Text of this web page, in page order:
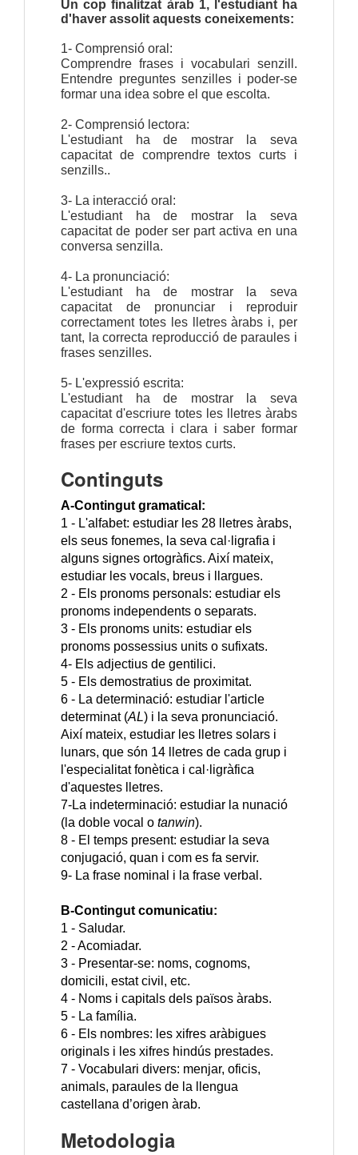
Un cop finalitzat àrab 1, l'estudiant ha
d'haver assolit aquests coneixements:
1- Comprensió oral:
Comprendre frases i vocabulari senzill.
Entendre preguntes senzilles i poder-se
formar una idea sobre el que escolta.
2- Comprensió lectora:
L'estudiant ha de mostrar la seva
capacitat de comprendre textos curts i
senzills..
3- La interacció oral:
L'estudiant ha de mostrar la seva
capacitat de poder ser part activa en una
conversa senzilla.
4- La pronunciació:
L'estudiant ha de mostrar la seva
capacitat de pronunciar i reproduir
correctament totes les lletres àrabs i, per
tant, la correcta reproducció de paraules i
frases senzilles.
5- L'expressió escrita:
L'estudiant ha de mostrar la seva
capacitat d'escriure totes les lletres àrabs
de forma correcta i clara i saber formar
frases per escriure textos curts.
Continguts
A-Contingut gramatical:
1 - L'alfabet: estudiar les 28 lletres àrabs,
els seus fonemes, la seva cal·ligrafia i
alguns signes ortogràfics. Així mateix,
estudiar les vocals, breus i llargues.
2 - Els pronoms personals: estudiar els
pronoms independents o separats.
3 - Els pronoms units: estudiar els
pronoms possessius units o sufixats.
4- Els adjectius de gentilici.
5 - Els demostratius de proximitat.
6 - La determinació: estudiar l'article
determinat (AL) i la seva pronunciació.
Així mateix, estudiar les lletres solars i
lunars, que són 14 lletres de cada grup i
l'especialitat fonètica i cal·ligràfica
d'aquestes lletres.
7-La indeterminació: estudiar la nunació
(la doble vocal o tanwin).
8 - El temps present: estudiar la seva
conjugació, quan i com es fa servir.
9- La frase nominal i la frase verbal.
B-Contingut comunicatiu:
1 - Saludar.
2 - Acomiadar.
3 - Presentar-se: noms, cognoms,
domicili, estat civil, etc.
4 - Noms i capitals dels països àrabs.
5 - La família.
6 - Els nombres: les xifres aràbigues
originals i les xifres hindús prestades.
7 - Vocabulari divers: menjar, oficis,
animals, paraules de la llengua
castellana d’origen àrab.
Metodologia